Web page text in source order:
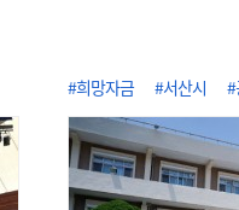
서 반도체
수소 품질
계적으로
착용 고순
#희망자금 #서산시 #